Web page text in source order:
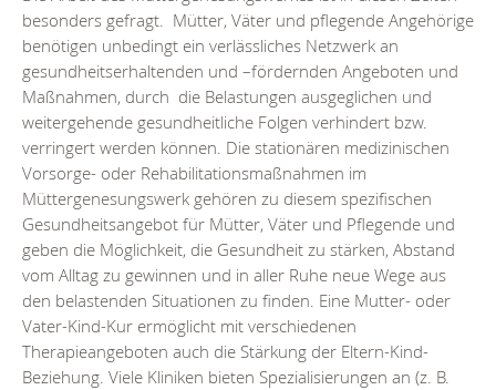
besonders gefragt. Mütter, Väter und pflegende Angehörige
benötigen unbedingt ein verlässliches Netzwerk an
gesundheitserhaltenden und –fördernden Angeboten und
Maßnahmen, durch die Belastungen ausgeglichen und
weitergehende gesundheitliche Folgen verhindert bzw.
verringert werden können. Die stationären medizinischen
Vorsorge- oder Rehabilitationsmaßnahmen im
Müttergenesungswerk gehören zu diesem spezifischen
Gesundheitsangebot für Mütter, Väter und Pflegende und
geben die Möglichkeit, die Gesundheit zu stärken, Abstand
vom Alltag zu gewinnen und in aller Ruhe neue Wege aus
den belastenden Situationen zu finden. Eine Mutter- oder
Vater-Kind-Kur ermöglicht mit verschiedenen
Therapieangeboten auch die Stärkung der Eltern-Kind-
Beziehung. Viele Kliniken bieten Spezialisierungen an (z. B.